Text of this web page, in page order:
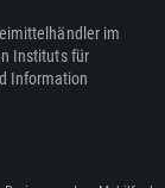
im
Instituts für
Information